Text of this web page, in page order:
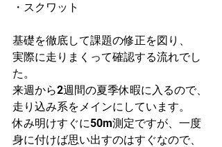
・スクワット
基礎を徹底して課題の修正を図り、
実際に走りまくって確認する流れでし
た。
来週から2週間の夏季休暇に入るので、
走り込み系をメインにしています。
休み明けすぐに50m測定ですが、一度
身に付けば思い出すのはすぐなので、